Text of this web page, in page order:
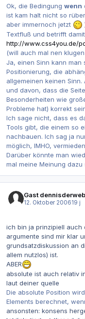
Ok, die Bedingung wenn
ist kam halt nicht so
aber immernoch jetzt
Textfluß und betrifft
http://www.css4you.de/
(will auch mal nen
Ja, einen Sinn kann man
Positionierung, die
allgemeinen keinen
und davon, dass die
Besonderheiten wie
Probleme hat) korrekt
Ich sage nicht, dass es
Tools gibt, die einem so
nachbauen. Ich sag ja
möglich, IMHO,
Darüber könnte man
mal meine Meinung dazu
Gast
12. Oktober 200619 j
ich bin ja prinzipiell auch
argumente sind mir klar
grundsatzdiskussion an
allem nutzlos) ist.
ABER
absolute ist auch relativ
laut deiner quelle
Die absolute Position
Elements berechnet,
ansonsten: konsens